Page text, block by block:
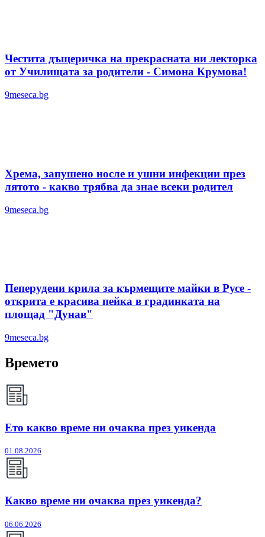
Честита дъщеричка на прекрасната ни лекторка
от Училищата за родители - Симона Крумова!
9meseca.bg
Хрема, запушено носле и ушни инфекции през
лятотo - какво трябва да знае всеки родител
9meseca.bg
Пеперудени крила за кърмещите майки в Русе -
открита е красива пейка в градинката на
площад "Дунав"
9meseca.bg
Времето
Ето какво време ни очаква през уикенда
01.08.2026
Какво време ни очаква през уикенда?
06.06.2026